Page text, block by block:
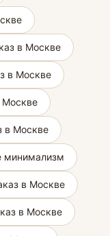
в Москве
в Москве
Москве
в Москве
минимализм
в Москве
в Москве